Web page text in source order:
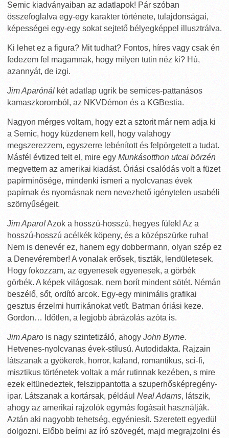
Semic kiadványaiban az adatlapok! Pár szóban
összefoglalva egy-egy karakter története, tulajdonságai,
képességei egy-egy sokat sejtető bélyegképpel illusztrálva.
Ki lehet ez a figura? Mit tudhat? Fontos, híres vagy csak én
fedezem fel magamnak, hogy milyen tutin néz ki? Hú,
azannyát, de izgi.
Jim Aparónál két adatlap ugrik be semices-pattanásos
kamaszkoromból, az NKVDémon és a KGBestia.
Nagyon mérges voltam, hogy ezt a sztorit már nem adja ki
a Semic, hogy küzdenem kell, hogy valahogy
megszerezzem, egyszerre lebénított és felpörgetett a tudat.
Másfél évtized telt el, mire egy Munkásotthon utcai börzén
megvettem az amerikai kiadást. Óriási csalódás volt a füzet
papírminősége, mindenki ismeri a nyolcvanas évek
papírnak és nyomásnak nem nevezhető igénytelen usabéli
szörnyűségeit.
Jim Aparo!Azok a hosszú-hosszú, hegyes fülek! Az a
hosszú-hosszú acélkék köpeny, és a középszürke ruha!
Nem is denevér ez, hanem egy dobbermann, olyan szép ez
a Denevérember! A vonalak erősek, tiszták, lendületesek.
Hogy fokozzam, az egyenesek egyenesek, a görbék
görbék. A képek világosak, nem borít mindent sötét. Némán
beszélő, sőt, ordító arcok. Egy-egy minimális grafikai
gesztus érzelmi hurrikánokat vetít. Batman óriási keze.
Gordon… Időtlen, a legjobb ábrázolás azóta is.
Jim Aparo is nagy szintetizáló, ahogy John Byrne.
Hetvenes-nyolcvanas évek-stílusú. Autodidakta. Rajzain
látszanak a gyökerek, horror, kaland, romantikus, sci-fi,
misztikus történetek voltak a már rutinnak kezében, s mire
ezek eltünedeztek, felszippantotta a szuperhősképregény-
ipar. Látszanak a kortársak, például Neal Adams, látszik,
ahogy az amerikai rajzolók egymás fogásait használják.
Aztán aki nagyobb tehetség, egyéniesít. Szeretett egyedül
dolgozni. Előbb beírni az író szövegét, majd megrajzolni és